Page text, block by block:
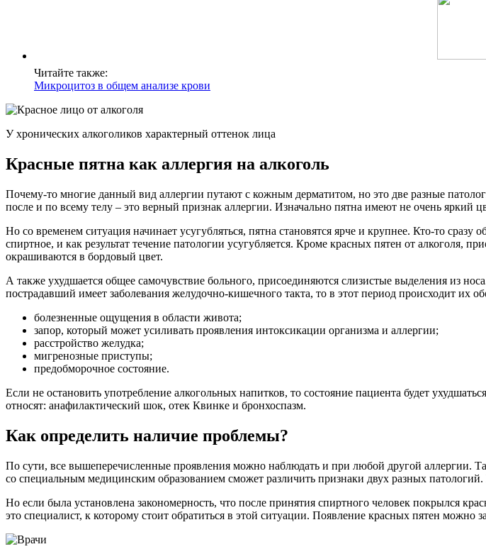
Читайте также:
Микроцитоз в общем анализе крови
У хронических алкоголиков характерный оттенок лица
Красные пятна как аллергия на алкоголь
Почему-то многие данный вид аллергии путают с кожным дерматитом, но это две разные
после и по всему телу – это верный признак аллергии. Изначально пятна имеют не очень яркий
Но со временем ситуация начинает усугубляться, пятна становятся ярче и крупнее. Кто-то
спиртное, и как результат течение патологии усугубляется. Кроме красных пятен от алкоголя,
окрашиваются в бордовый цвет.
А также ухудшается общее самочувствие больного, присоединяются слизистые выделения из
пострадавший имеет заболевания желудочно-кишечного такта, то в этот период происходит
болезненные ощущения в области живота;
запор, который может усиливать проявления интоксикации организма и аллергии;
расстройство желудка;
мигренозные приступы;
предобморочное состояние.
Если не остановить употребление алкогольных напитков, то состояние пациента будет
относят: анафилактический шок, отек Квинке и бронхоспазм.
Как определить наличие проблемы?
По сути, все вышеперечисленные проявления можно наблюдать и при любой другой аллергии.
со специальным медицинским образованием сможет различить признаки двух разных
Но если была установлена закономерность, что после принятия спиртного человек покрылся
это специалист, к которому стоит обратиться в этой ситуации. Появление красных пятен можно